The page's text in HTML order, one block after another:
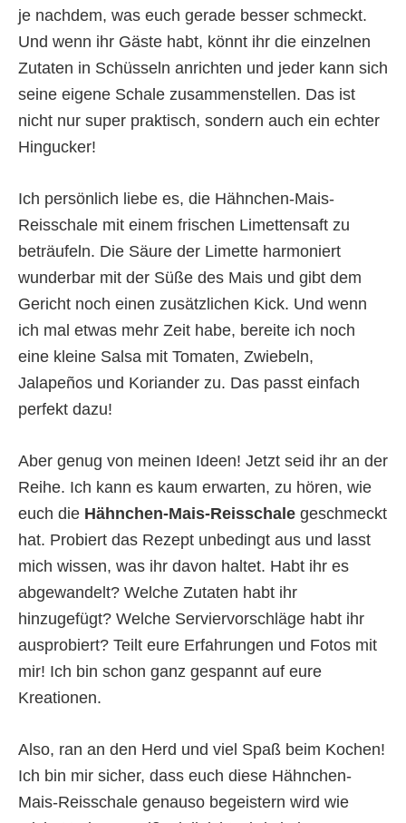
je nachdem, was euch gerade besser schmeckt.
Und wenn ihr Gäste habt, könnt ihr die einzelnen
Zutaten in Schüsseln anrichten und jeder kann sich
seine eigene Schale zusammenstellen. Das ist
nicht nur super praktisch, sondern auch ein echter
Hingucker!
Ich persönlich liebe es, die Hähnchen-Mais-
Reisschale mit einem frischen Limettensaft zu
beträufeln. Die Säure der Limette harmoniert
wunderbar mit der Süße des Mais und gibt dem
Gericht noch einen zusätzlichen Kick. Und wenn
ich mal etwas mehr Zeit habe, bereite ich noch
eine kleine Salsa mit Tomaten, Zwiebeln,
Jalapeños und Koriander zu. Das passt einfach
perfekt dazu!
Aber genug von meinen Ideen! Jetzt seid ihr an der
Reihe. Ich kann es kaum erwarten, zu hören, wie
euch die Hähnchen-Mais-Reisschale geschmeckt
hat. Probiert das Rezept unbedingt aus und lasst
mich wissen, was ihr davon haltet. Habt ihr es
abgewandelt? Welche Zutaten habt ihr
hinzugefügt? Welche Serviervorschläge habt ihr
ausprobiert? Teilt eure Erfahrungen und Fotos mit
mir! Ich bin schon ganz gespannt auf eure
Kreationen.
Also, ran an den Herd und viel Spaß beim Kochen!
Ich bin mir sicher, dass euch diese Hähnchen-
Mais-Reisschale genauso begeistern wird wie